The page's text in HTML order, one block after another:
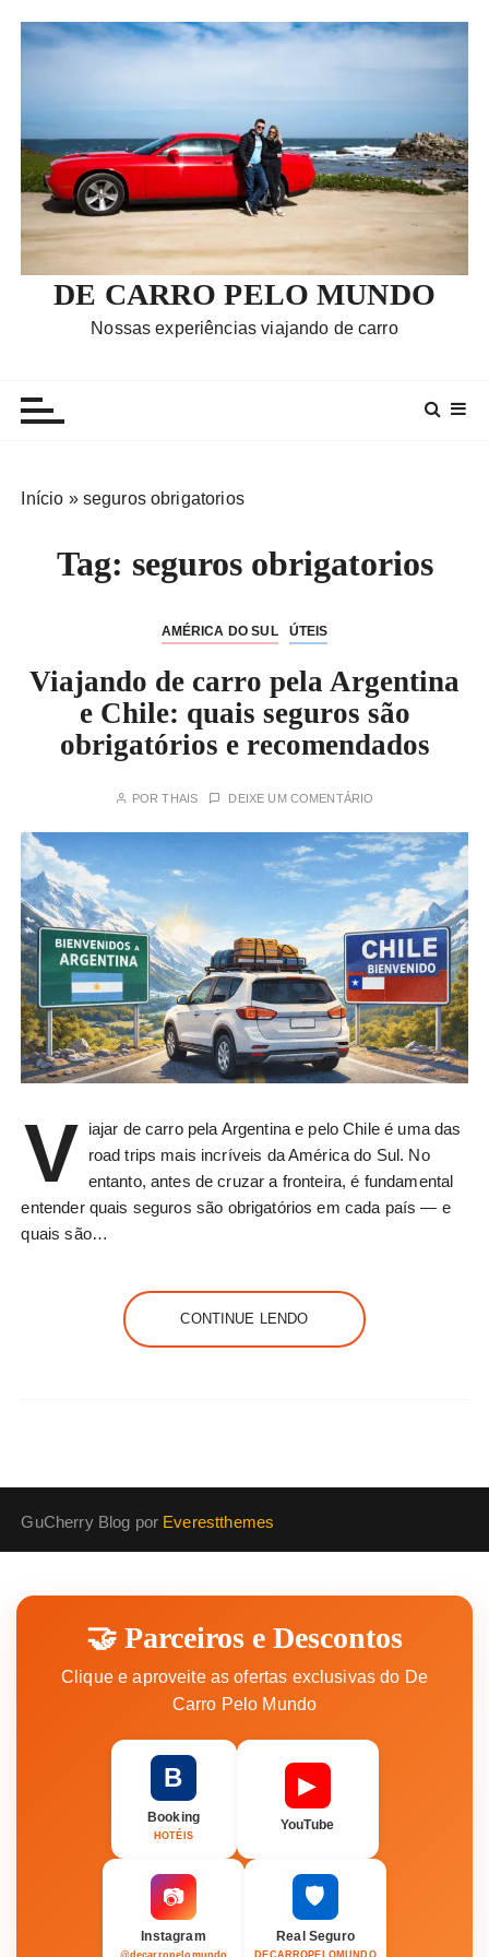
DE CARRO PELO MUNDO
Nossas experiências viajando de carro
Início » seguros obrigatorios
Tag: seguros obrigatorios
AMÉRICA DO SUL ÚTEIS
Viajando de carro pela Argentina
e Chile: quais seguros são
obrigatórios e recomendados
PORTHAIS DEIXE UM COMENTÁRIO
V iajar de carro pela Argentina e pelo Chile é uma das
road trips mais incríveis da América do Sul. No
entanto, antes de cruzar a fronteira, é fundamental
entender quais seguros são obrigatórios em cada país — e
quais são…
CONTINUE LENDO
GuCherry Blog por Everestthemes
🤝 Parceiros e Descontos
Clique e aproveite as ofertas exclusivas do De
Carro Pelo Mundo
B
Booking
HOTÉIS
▶
YouTube
📷
Instagram
@decarropelomundo
🛡️
Real Seguro
DECARROPELOMUNDO